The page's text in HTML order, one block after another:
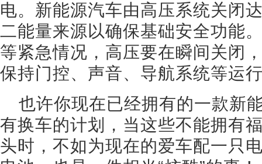
电。新能源汽车由高压系统关闭
二能量来源以确保基础安全功能
等紧急情况，高压要在瞬间关闭
保持门控、声音、导航系统等运
也许你现在已经拥有的一款新
有换车的计划，当这些不能拥有
头时，不如为现在的爱车配一只